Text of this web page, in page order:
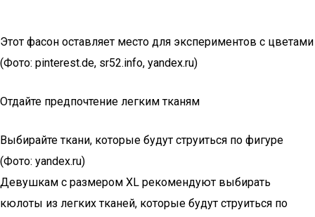
Этот фасон оставляет место для экспериментов с цветами
(Фото: pinterest.de, sr52.info, yandex.ru)
Отдайте предпочтение легким тканям
Выбирайте ткани, которые будут струиться по фигуре
(Фото: yandex.ru)
Девушкам с размером XL рекомендуют выбирать
кюлоты из легких тканей, которые будут струиться по